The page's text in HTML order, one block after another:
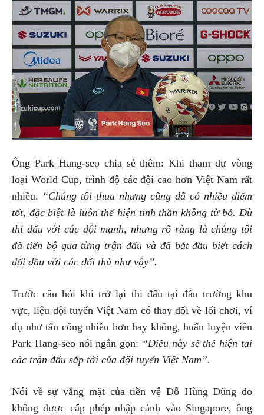
Ông Park Hang-seo chia sẻ thêm: Khi tham dự vòng
loại World Cup, trình độ các đội cao hơn Việt Nam rất
nhiều. “Chúng tôi thua nhưng cũng đã có nhiều điểm
tốt, đặc biệt là luôn thể hiện tinh thần không từ bỏ. Dù
thi đấu với các đội mạnh, nhưng rõ ràng là chúng tôi
đã tiến bộ qua từng trận đấu và đã bắt đầu biết cách
đối đầu với các đối thủ như vậy”.
Trước câu hỏi khi trở lại thi đấu tại đấu trường khu
vực, liệu đội tuyển Việt Nam có thay đổi về lối chơi, ví
dụ như tấn công nhiều hơn hay không, huấn luyện viên
Park Hang-seo nói ngắn gọn: “Điều này sẽ thể hiện tại
các trận đấu sắp tới của đội tuyển Việt Nam”.
Nói về sự vắng mặt của tiền vệ Đỗ Hùng Dũng do
không được cấp phép nhập cảnh vào Singapore, ông